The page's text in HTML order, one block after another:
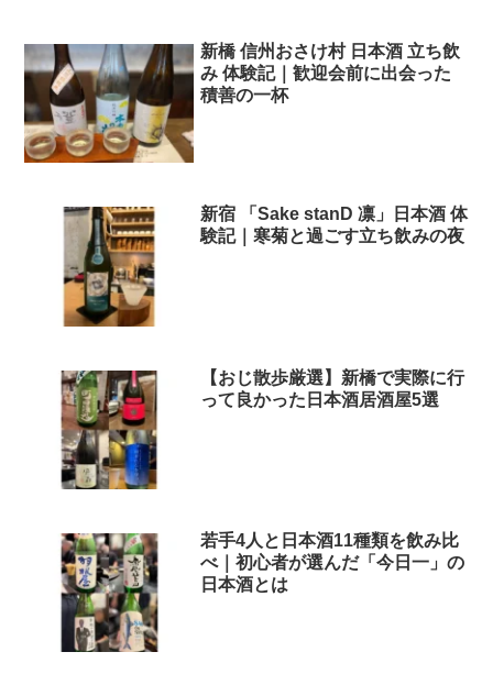
新橋 信州おさけ村 日本酒 立ち飲
み 体験記｜歓迎会前に出会った
積善の一杯
新宿 「Sake stanD 凛」日本酒 体
験記｜寒菊と過ごす立ち飲みの夜
【おじ散歩厳選】新橋で実際に行
って良かった日本酒居酒屋5選
若手4人と日本酒11種類を飲み比
べ｜初心者が選んだ「今日一」の
日本酒とは